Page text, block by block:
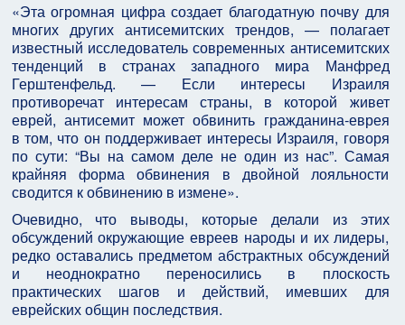
«Эта огромная цифра создает благодатную почву для
многих других антисемитских трендов, — полагает
известный исследователь современных антисемитских
тенденций в странах западного мира Манфред
Герштенфельд. — Если интересы Израиля
противоречат интересам страны, в которой живет
еврей, антисемит может обвинить гражданина‑еврея
в том, что он поддерживает интересы Израиля, говоря
по сути: “Вы на самом деле не один из нас”. Самая
крайняя форма обвинения в двойной лояльности
сводится к обвинению в измене».
Очевидно, что выводы, которые делали из этих
обсуждений окружающие евреев народы и их лидеры,
редко оставались предметом абстрактных обсуждений
и неоднократно переносились в плоскость
практических шагов и действий, имевших для
еврейских общин последствия.